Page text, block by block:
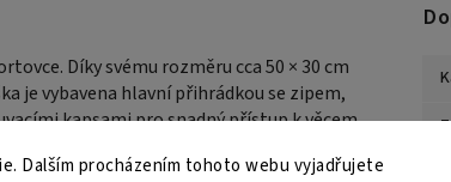
Dalším procházením tohoto webu vyjadřujete
Díky svému rozměru cca 50 × 30 cm
je vybavena hlavní přihrádkou se zipem,
kapsamipro snadný přístup k věcem.
nosí a skvěle vypadá i mimo tělocvičnu.